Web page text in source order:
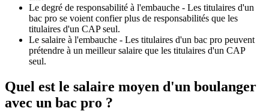
Le degré de responsabilité à l'embauche - Les titulaires d'un
bac pro se voient confier plus de responsabilités que les
titulaires d'un CAP seul.
Le salaire à l'embauche - Les titulaires d'un bac pro peuvent
prétendre à un meilleur salaire que les titulaires d'un CAP
seul.
Quel est le salaire moyen d'un boulanger
avec un bac pro ?